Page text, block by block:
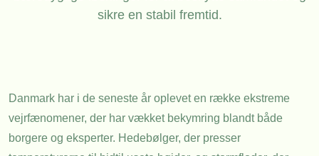
sikre en stabil fremtid.
Danmark har i de seneste år oplevet en række ekstreme
vejrfænomener, der har vækket bekymring blandt både
borgere og eksperter. Hedebølger, der presser